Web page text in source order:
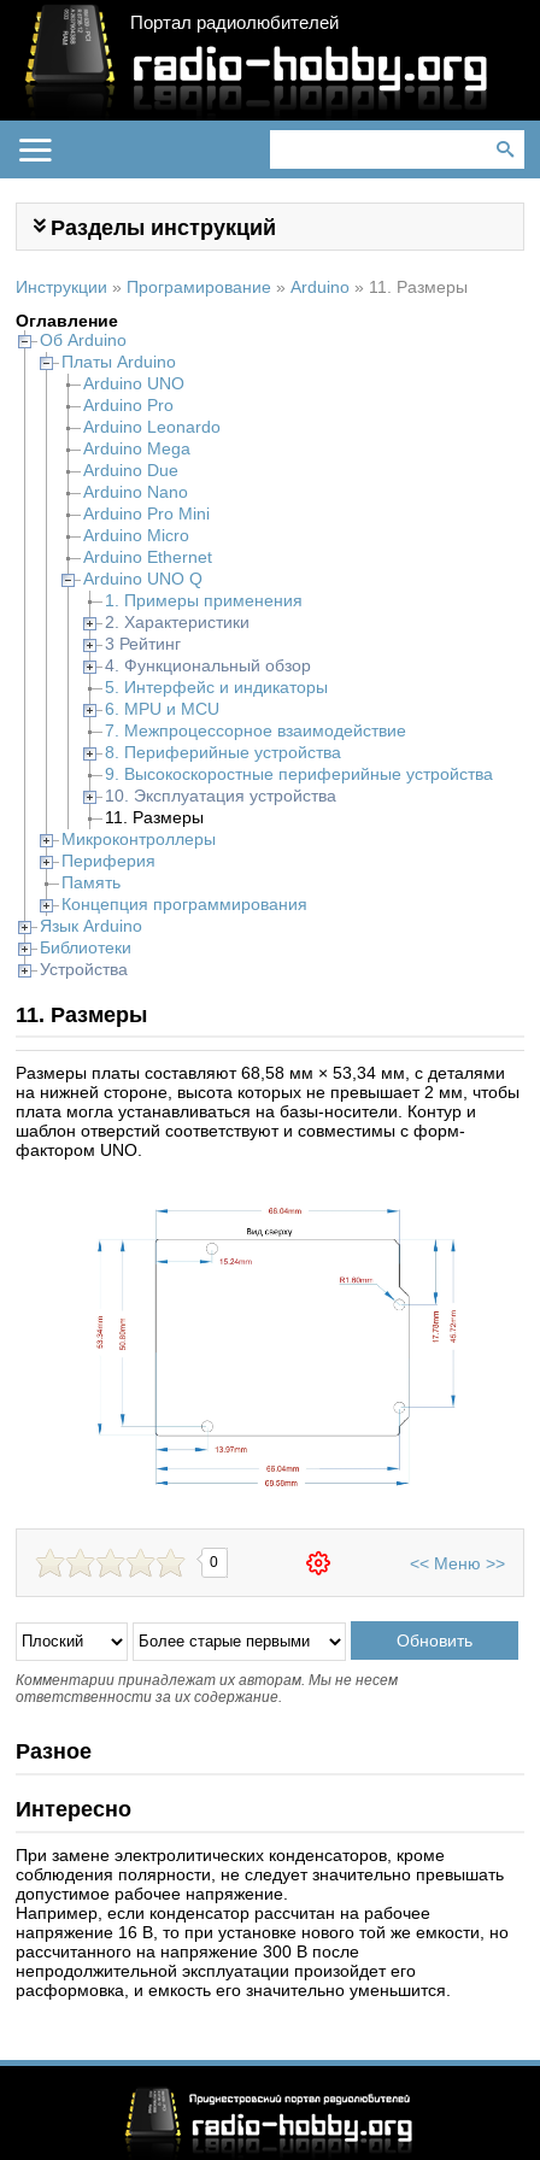
Портал радиолюбителей
Разделы инструкций
Инструкции » Програмирование » Arduino » 11. Размеры
Оглавление
Об Arduino
Платы Arduino
Arduino UNO
Arduino Pro
Arduino Leonardo
Arduino Mega
Arduino Due
Arduino Nano
Arduino Pro Mini
Arduino Micro
Arduino Ethernet
Arduino UNO Q
1. Примеры применения
2. Характеристики
3 Рейтинг
4. Функциональный обзор
5. Интерфейс и индикаторы
6. MPU и MCU
7. Межпроцессорное взаимодействие
8. Периферийные устройства
9. Высокоскоростные периферийные устройства
10. Эксплуатация устройства
11. Размеры
Микроконтроллеры
Периферия
Память
Концепция программирования
Язык Arduino
Библиотеки
Устройства
11. Размеры
Размеры платы составляют 68,58 мм × 53,34 мм, с деталями
на нижней стороне, высота которых не превышает 2 мм, чтобы
плата могла устанавливаться на базы-носители. Контур и
шаблон отверстий соответствуют и совместимы с форм-
фактором UNO.
0 << Меню >>
Комментарии принадлежат их авторам. Мы не несем
ответственности за их содержание.
Разное
Интересно
При замене электролитических конденсаторов, кроме
соблюдения полярности, не следует значительно превышать
допустимое рабочее напряжение.
Например, если конденсатор рассчитан на рабочее
напряжение 16 В, то при установке нового той же емкости, но
рассчитанного на напряжение 300 В после
непродолжительной эксплуатации произойдет его
расформовка, и емкость его значительно уменьшится.